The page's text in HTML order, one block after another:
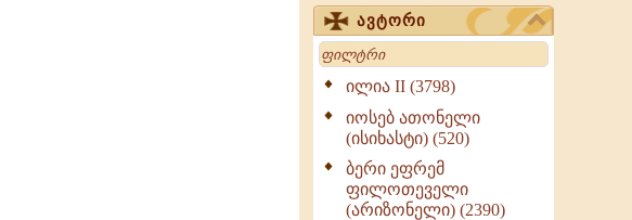
ქადაგებანი, სიტყვანი
(ნაწილი III) (723)
მოძღვრის ძალზე
სასარგებლო რჩევები
მრევლისათვის (545)
Wisdomge (514)
ქადაგებანი გაბრიელ
ეპისკოპოსისა - II ტომი
(370)
ავტორი
Search
ილია II (3798)
იოსებ ათონელი
(ისიხასტი) (520)
ბერი ეფრემ
ფილოთეველი
(არიზონელი) (2390)